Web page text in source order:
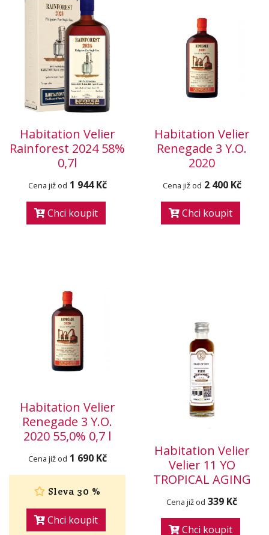
Habitation Velier
Rainforest 2024 58%
0,7l
Cena již od 1 944 Kč
Chci koupit
Habitation Velier
Renegade 3 Y.O.
2020
Cena již od 2 400 Kč
Chci koupit
Habitation Velier
Renegade 3 Y.O.
2020 55,0% 0,7 l
Cena již od 1 690 Kč
Sleva 30 %
Chci koupit
Habitation Velier
Velier 11 YO
TROPICAL AGING
Cena již od 339 Kč
Chci koupit